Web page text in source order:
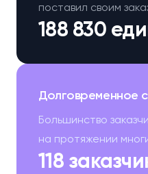
188 830
поставил своим
118
Долговременное
Большинство
на протяжении